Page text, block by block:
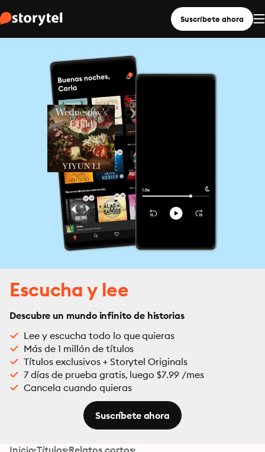
Suscríbete ahora
Escucha y lee
Descubre un mundo infinito de historias
Lee y escucha todo lo que quieras
Más de 1 millón de títulos
Títulos exclusivos + Storytel Originals
7 días de prueba gratis, luego $7.99 /mes
Cancela cuando quieras
Suscríbete ahora
Inicio Títulos Relatos cortos